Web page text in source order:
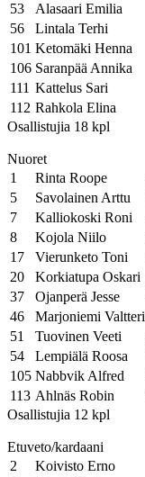
53
Alasaari Emilia
56
Lintala Terhi
101 Ketomäki Henna
106 Saranpää Annika
111 Kattelus Sari
112 Rahkola Elina
Osallistujia 18 kpl
Nuoret
1
Rinta Roope
5
Savolainen Arttu
7
Kalliokoski Roni
8
Kojola Niilo
17
Vierunketo Toni
20
Korkiatupa Oskari
37
Ojanperä Jesse
46
Marjoniemi Valtteri
51
Tuovinen Veeti
54
Lempiälä Roosa
105 Nabbvik Alfred
113 Ahlnäs Robin
Osallistujia 12 kpl
Etuveto/kardaani
2
Koivisto Erno